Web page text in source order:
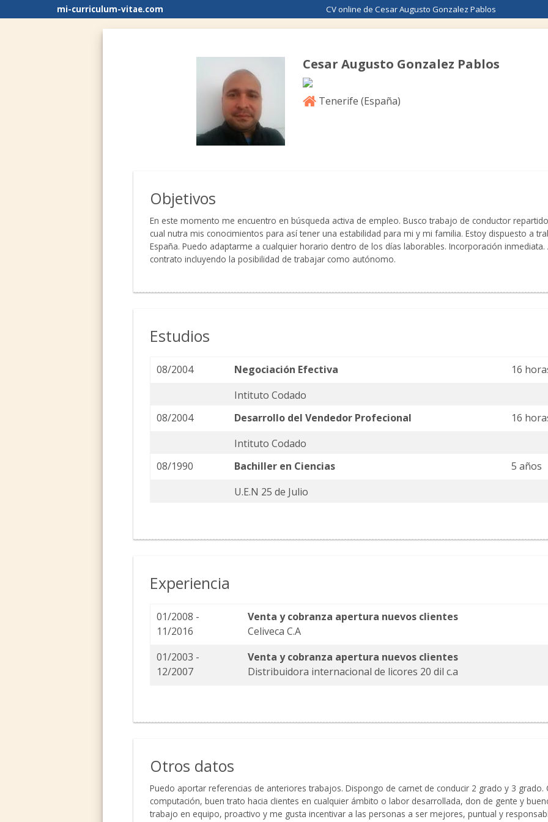
mi-curriculum-vitae.com CV online de Cesar Augusto Gonzalez Pablos
Cesar Augusto Gonzalez Pablos
Tenerife (España)
Objetivos
En este momento me encuentro en búsqueda activa de empleo. Busco trabajo de conductor
cual nutra mis conocimientos para así tener una estabilidad para mi y mi familia. Estoy dispuesto a
España. Puedo adaptarme a cualquier horario dentro de los días laborables. Incorporación
contrato incluyendo la posibilidad de trabajar como autónomo.
Estudios
08/2004 Negociación Efectiva
16
Intituto Codado
08/2004
Desarrollo del Vendedor Profecional
16
Intituto Codado
08/1990
Bachiller en Ciencias
5 años
U.E.N 25 de Julio
Experiencia
01/2008 -
11/2016
Venta y cobranza apertura nuevos clientes
Celiveca C.A
01/2003 -
12/2007
Venta y cobranza apertura nuevos clientes
Distribuidora internacional de licores 20 dil c.a
Otros datos
Puedo aportar referencias de anteriores trabajos. Dispongo de carnet de conducir 2 grado y 3
computación, buen trato hacia clientes en cualquier ámbito o labor desarrollada, don de gente y
trabajo en equipo, proactivo y me gusta incentivar a las personas a ser mejores, puntual y